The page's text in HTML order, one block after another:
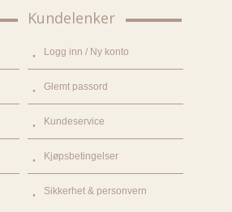
Kundelenker
Logg inn / Ny konto
Glemt passord
Kundeservice
Kjøpsbetingelser
Sikkerhet & personvern